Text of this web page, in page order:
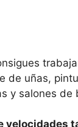
de uñas,
y salones de
velocidades